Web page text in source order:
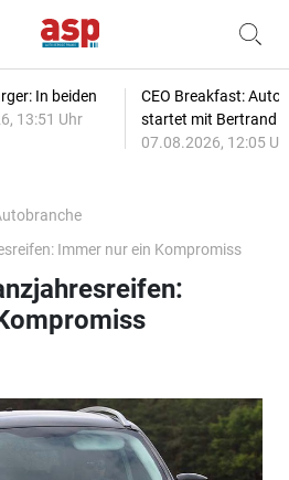
In beiden
13:51 Uhr
CEO Breakfast:
startet mit Bertrand
07.08.2026, 12:05
Immer nur ein Kompromiss